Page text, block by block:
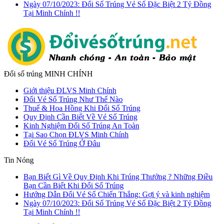
Ngày 07/10/2023: Đổi Số Trúng Vé Số Đặc Biệt 2 Tỷ Đồng
Tại Minh Chính !!
Đổi số trúng MINH CHÍNH
Giới thiệu ĐLVS Minh Chính
Đổi Vé Số Trúng Như Thế Nào
Thuế & Hoa Hồng Khi Đổi Số Trúng
Quy Định Cần Biết Về Vé Số Trúng
Kinh Nghiệm Đổi Số Trúng An Toàn
Tại Sao Chọn ĐLVS Minh Chính
Đổi Vé Số Trúng Ở Đâu
Tin Nóng
Bạn Biết Gì Về Quy Định Khi Trúng Thưởng ? Những Điều
Bạn Cần Biết Khi Đổi Số Trúng
Hướng Dẫn Đổi Vé Số Chiến Thắng: Gợi ý và kinh nghiệm
Ngày 07/10/2023: Đổi Số Trúng Vé Số Đặc Biệt 2 Tỷ Đồng
Tại Minh Chính !!